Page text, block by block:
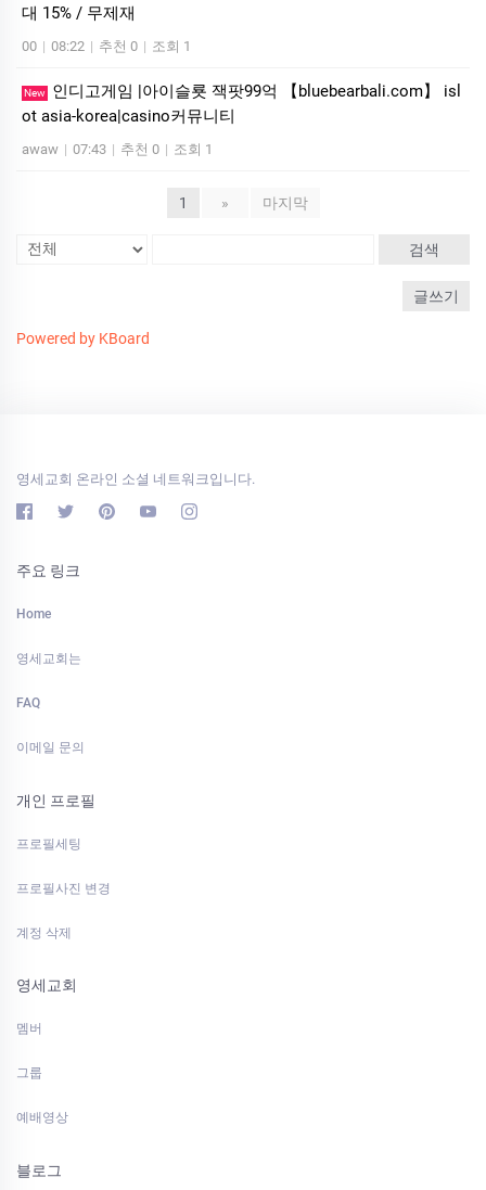
대 15% / 무제재
00 | 08:22 | 추천 0 | 조회 1
New
인디­고게임 |아이슬룟 잭­팟99억 【bluebearbali.com】 is­l
ot asia-korea|casino커뮤니티
awaw | 07:43 | 추천 0 | 조회 1
1 » 마지막
검색
글쓰기
Powered by KBoard
영세교회 온라인 소셜 네트워크입니다.
주요 링크
Home
영세교회는
FAQ
이메일 문의
개인 프로필
프로필세팅
프로필사진 변경
계정 삭제
영세교회
멤버
그룹
예배영상
블로그